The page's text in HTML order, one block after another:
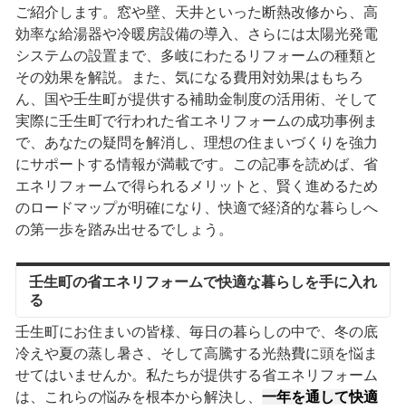
ご紹介します。窓や壁、天井といった断熱改修から、高
効率な給湯器や冷暖房設備の導入、さらには太陽光発電
システムの設置まで、多岐にわたるリフォームの種類と
その効果を解説。また、気になる費用対効果はもちろ
ん、国や壬生町が提供する補助金制度の活用術、そして
実際に壬生町で行われた省エネリフォームの成功事例ま
で、あなたの疑問を解消し、理想の住まいづくりを強力
にサポートする情報が満載です。この記事を読めば、省
エネリフォームで得られるメリットと、賢く進めるため
のロードマップが明確になり、快適で経済的な暮らしへ
の第一歩を踏み出せるでしょう。
壬生町の省エネリフォームで快適な暮らしを手に入れ
る
壬生町にお住まいの皆様、毎日の暮らしの中で、冬の底
冷えや夏の蒸し暑さ、そして高騰する光熱費に頭を悩ま
せてはいませんか。私たちが提供する省エネリフォーム
は、これらの悩みを根本から解決し、 一年を通して快適